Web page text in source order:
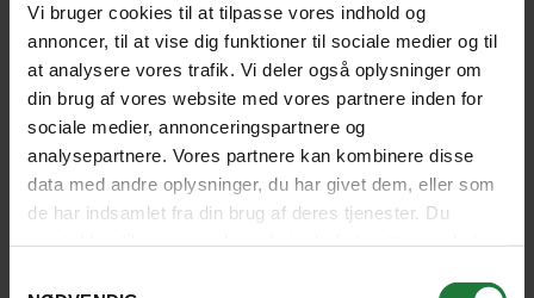
Vi bruger cookies til at tilpasse vores indhold og
annoncer, til at vise dig funktioner til sociale medier og til
at analysere vores trafik. Vi deler også oplysninger om
din brug af vores website med vores partnere inden for
sociale medier, annonceringspartnere og
analysepartnere. Vores partnere kan kombinere disse
data med andre oplysninger, du har givet dem, eller som
de har indsamlet fra din brug af deres tjenester. Du
Rune ved rigtig meget om Argentina
og Chile, er god til at formidle og
meget behagelig at rejse med.
GÆST:
Jesper, Holte